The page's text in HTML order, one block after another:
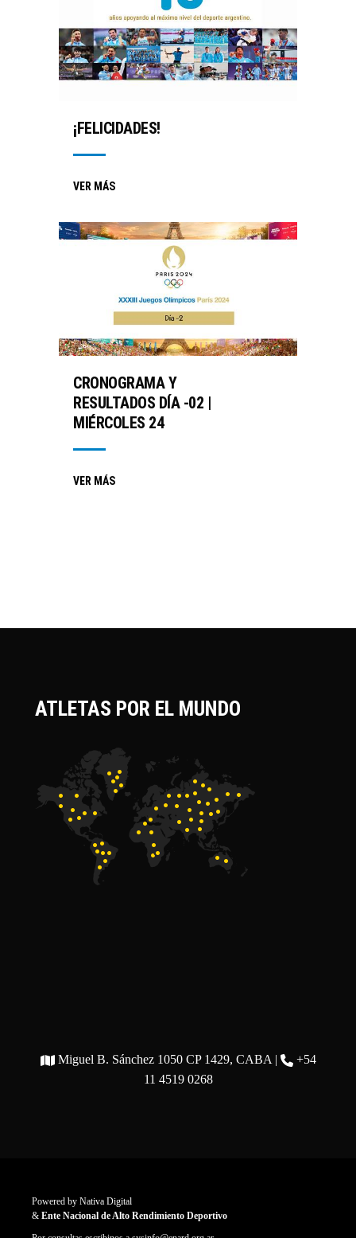
¡FELICIDADES!
VER MÁS
CRONOGRAMA Y
RESULTADOS DÍA -02 |
MIÉRCOLES 24
VER MÁS
ATLETAS POR EL MUNDO
Miguel B. Sánchez 1050 CP 1429, CABA |
+54
11 4519 0268
Powered by Nativa Digital
& Ente Nacional de Alto Rendimiento Deportivo